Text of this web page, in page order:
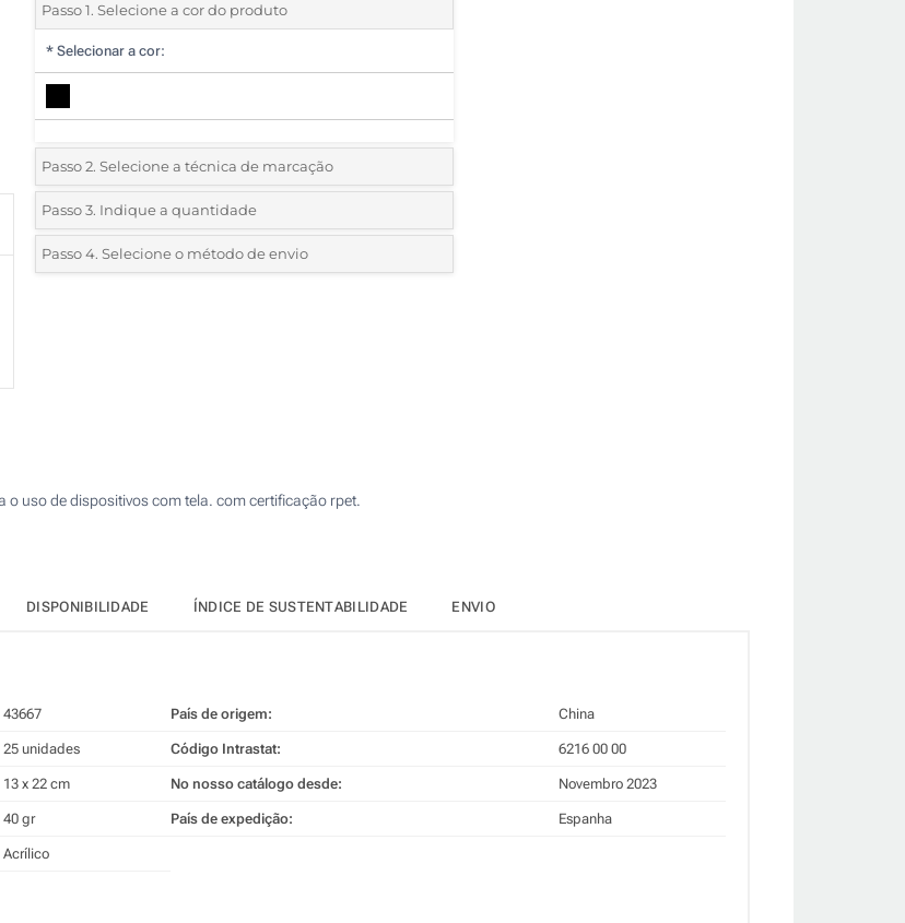
Passo 1. Selecione a cor do produto
* Selecionar a cor:
Passo 2. Selecione a técnica de marcação
*Selecione o tipo de marcação e as cores do logotipo:
Impressão digital a cores (Na luva)
Passo 3. Indique a quantidade
*Quantidade mínima:25
500
Passo 4. Selecione o método de envio
uso de dispositivos com tela. com certificação rpet.
DISPONIBILIDADE ÍNDICE DE SUSTENTABILIDADE ENVIO
43667
25 unidades
13 x 22 cm
40 gr
Acrílico
País de origem: China
Código Intrastat: 6216 00 00
No nosso catálogo desde: Novembro 2023
País de expedição: Espanha